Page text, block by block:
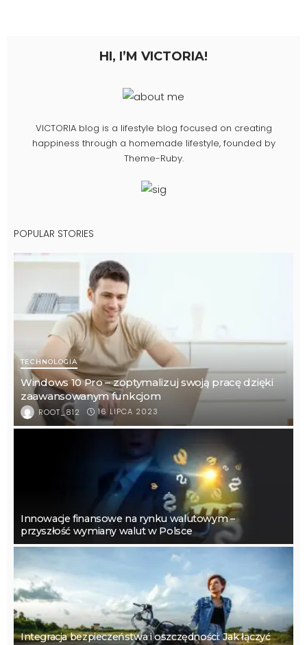
HI, I’M VICTORIA!
VICTORIA blog is a lifestyle blog focused on creating
happiness through a homemade lifestyle, founded by
Theme-Ruby.
POPULAR STORIES
TECHNOLOGIA
Windows 10 Pro – zoptymalizuj swoją pracę dzięki
zaawansowanym funkcjom
ROOT_812 16 LIPCA 2023
Innowacje finansowe na rynku walutowym –
przyszłość wymiany walut w Polsce
Integracja bezpieczeństwa i oszczędności: Jak łączyć